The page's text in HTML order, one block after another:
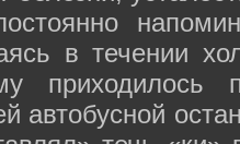
в течении
приходилось
автобусной